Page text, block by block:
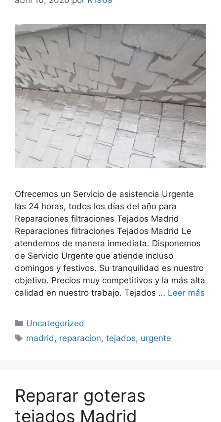
Ofrecemos un Servicio de asistencia Urgente
las 24 horas, todos los días del año para
Reparaciones filtraciones Tejados Madrid
Reparaciones filtraciones Tejados Madrid Le
atendemos de manera inmediata. Disponemos
de Servicio Urgente que atiende incluso
domingos y festivos. Su tranquilidad es nuestro
objetivo. Precios muy competitivos y la más alta
calidad en nuestro trabajo. Tejados … Leer más
Categorías
Uncategorized
Etiquetas
madrid, reparacion,tejados, urgente
Reparar goteras
tejados Madrid